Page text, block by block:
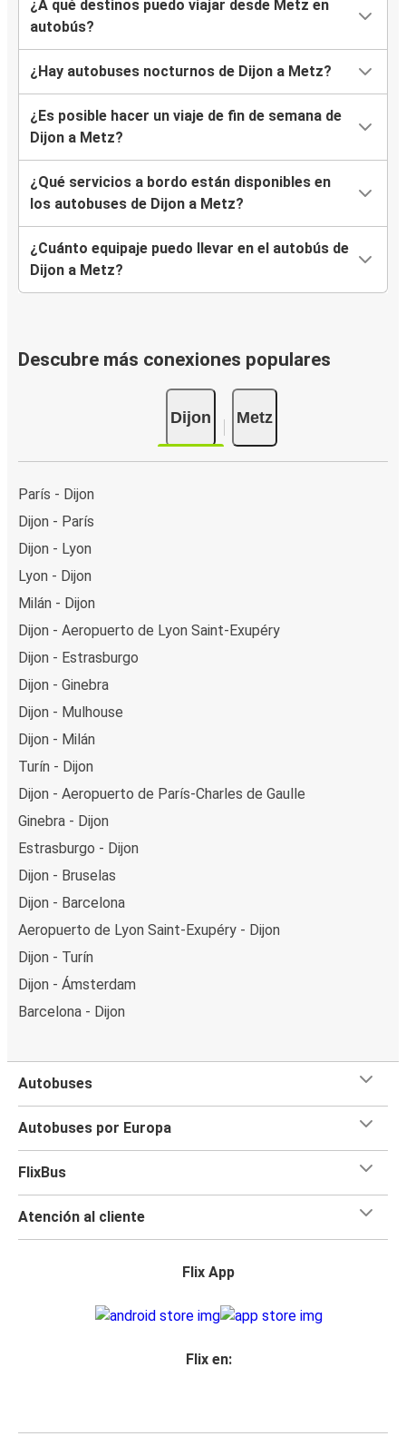
¿A qué destinos puedo viajar desde Metz en
autobús?
¿Hay autobuses nocturnos de Dijon a Metz?
¿Es posible hacer un viaje de fin de semana de
Dijon a Metz?
¿Qué servicios a bordo están disponibles en
los autobuses de Dijon a Metz?
¿Cuánto equipaje puedo llevar en el autobús de
Dijon a Metz?
Descubre más conexiones populares
Dijon Metz
París - Dijon
Dijon - París
Dijon - Lyon
Lyon - Dijon
Milán - Dijon
Dijon - Aeropuerto de Lyon Saint-Exupéry
Dijon - Estrasburgo
Dijon - Ginebra
Dijon - Mulhouse
Dijon - Milán
Turín - Dijon
Dijon - Aeropuerto de París-Charles de Gaulle
Ginebra - Dijon
Estrasburgo - Dijon
Dijon - Bruselas
Dijon - Barcelona
Aeropuerto de Lyon Saint-Exupéry - Dijon
Dijon - Turín
Dijon - Ámsterdam
Barcelona - Dijon
Autobuses
Autobuses por Europa
FlixBus
Atención al cliente
Flix App
Flix en: